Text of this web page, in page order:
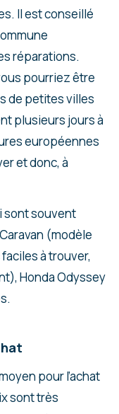
Il est conseillé
réparations.
pourriez être
de petites villes
plusieurs jours à
européennes
et donc, à
sont souvent
(modèle
à trouver,
Honda Odyssey
pour l’achat
sont très